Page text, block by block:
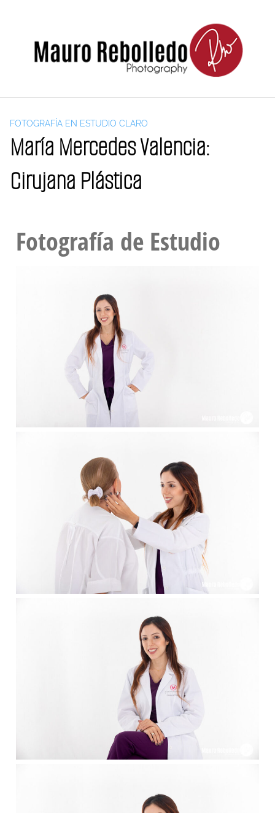
FOTOGRAFÍA EN ESTUDIO CLARO
María Mercedes Valencia:
Cirujana Plástica
Fotografía de Estudio